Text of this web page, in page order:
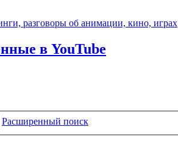
разговоры об анимации, кино, играх
в YouTube
Расширенный поиск